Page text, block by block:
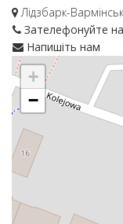
Лідзбарк-
Зателефонуйте
Напишіть нам
+
−